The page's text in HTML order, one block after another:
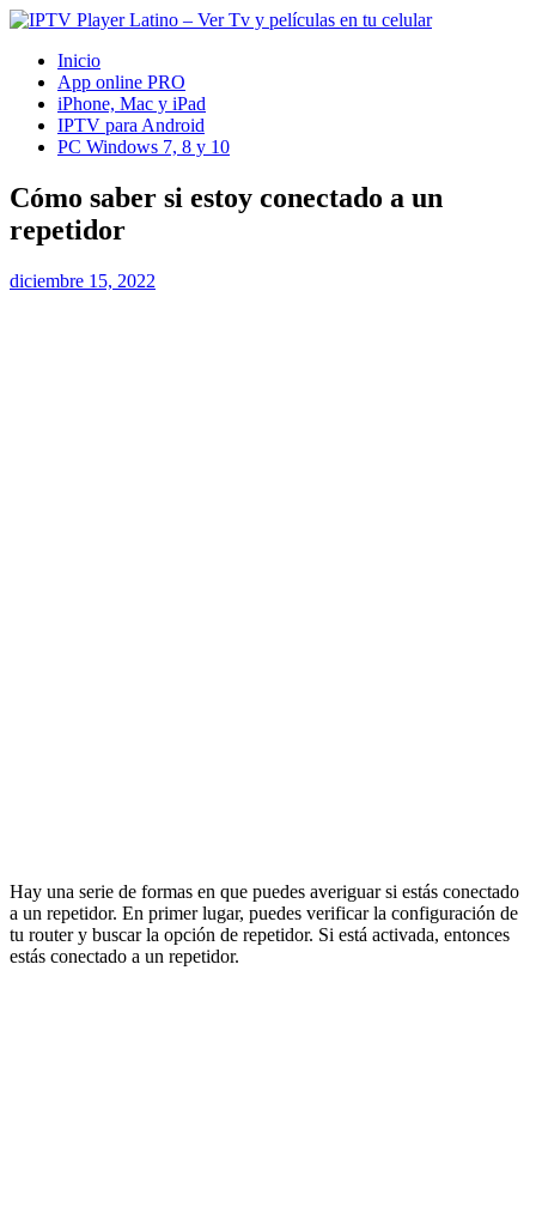
Inicio
App online PRO
iPhone, Mac y iPad
IPTV para Android
PC Windows 7, 8 y 10
Cómo saber si estoy conectado a un
repetidor
diciembre 15, 2022
Hay una serie de formas en que puedes averiguar si estás conectado
a un repetidor. En primer lugar, puedes verificar la configuración de
tu router y buscar la opción de repetidor. Si está activada, entonces
estás conectado a un repetidor.